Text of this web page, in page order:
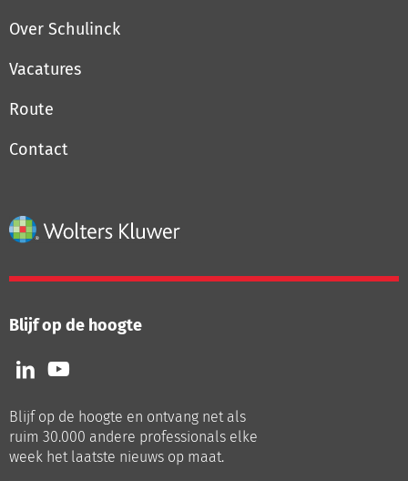
Over Schulinck
Vacatures
Route
Contact
Blijf op de hoogte
Volg
ons
LinkedIn
Volg
ons
Youtube
Blijf op de hoogte en ontvang net als
ruim 30.000 andere professionals elke
week het laatste nieuws op maat.